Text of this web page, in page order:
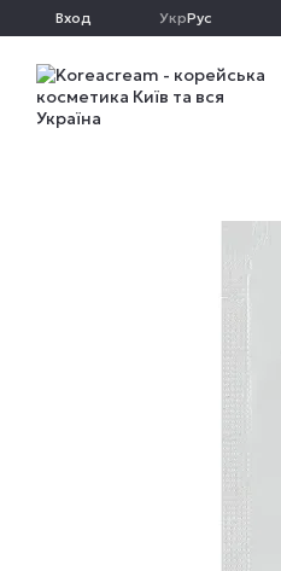
Перейти к основному контенту
Вход УкрРус